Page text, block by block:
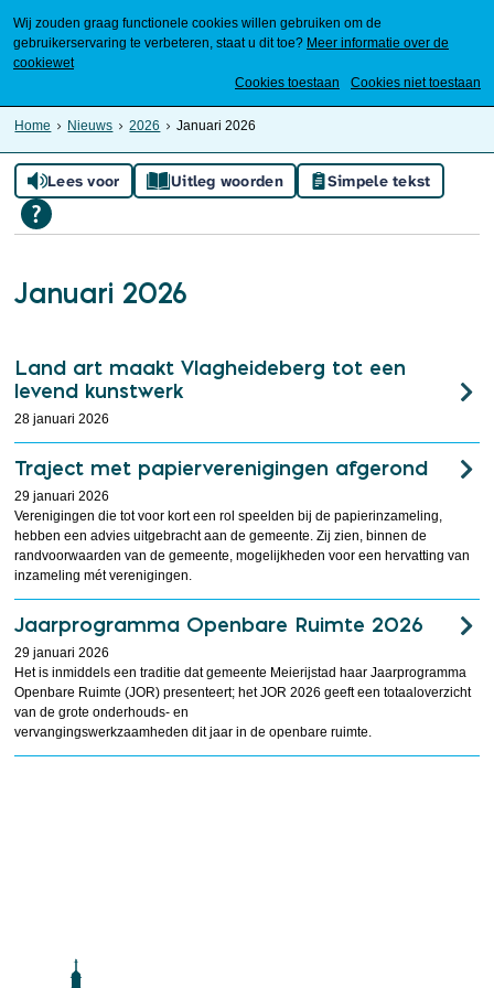
Wij zouden graag functionele cookies willen gebruiken om de
gebruikerservaring te verbeteren, staat u dit toe? Meer informatie over de
cookiewet
Cookies toestaan
Cookies niet toestaan
Home Nieuws 2026 Januari 2026
Lees voor Uitleg woorden Simpele tekst
Januari 2026
Land art maakt Vlagheideberg tot een
levend kunstwerk
28 januari 2026
Traject met papierverenigingen afgerond
29 januari 2026
Verenigingen die tot voor kort een rol speelden bij de papierinzameling,
hebben een advies uitgebracht aan de gemeente. Zij zien, binnen de
randvoorwaarden van de gemeente, mogelijkheden voor een hervatting van
inzameling mét verenigingen.
Jaarprogramma Openbare Ruimte 2026
29 januari 2026
Het is inmiddels een traditie dat gemeente Meierijstad haar Jaarprogramma
Openbare Ruimte (JOR) presenteert; het JOR 2026 geeft een totaaloverzicht
van de grote onderhouds- en
vervangingswerkzaamheden dit jaar in de openbare ruimte.